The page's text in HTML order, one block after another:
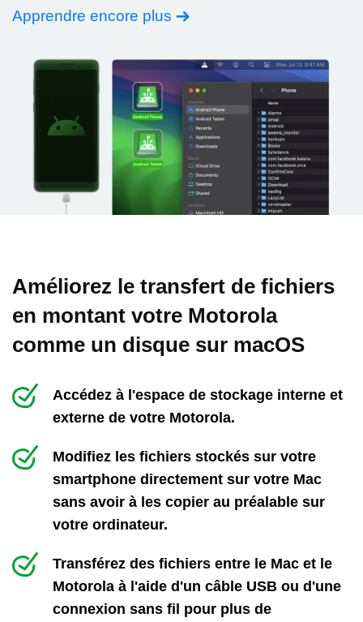
Apprendre encore plus
Améliorez le transfert de fichiers
en montant votre Motorola
comme un disque sur macOS
Accédez à l'espace de stockage interne et
externe de votre Motorola.
Modifiez les fichiers stockés sur votre
smartphone directement sur votre Mac
sans avoir à les copier au préalable sur
votre ordinateur.
Transférez des fichiers entre le Mac et le
Motorola à l'aide d'un câble USB ou d'une
connexion sans fil pour plus de